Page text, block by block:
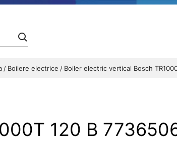
Boilere electrice Boiler electric vertical Bosch
120 B